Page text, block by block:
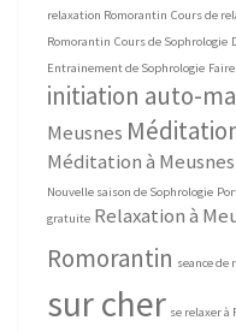
relaxation Romorantin Cours de
Romorantin Cours de Sophrologie
Entrainement de Sophrologie
initiation auto-
Meusnes
Méditation à Meusnes
Nouvelle saison de Sophrologie
gratuite Relaxation à
Romorantin seance de
sur cher se relaxer à